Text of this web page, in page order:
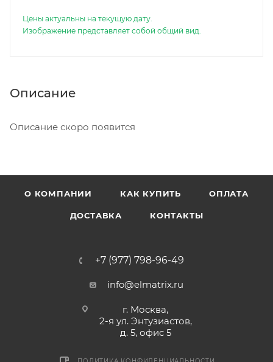
Цены актуальны на текущую дату.
Изображение представляет собой общий вид.
Описание
Описание скоро появится
О КОМПАНИИ КАК КУПИТЬ ОПЛАТА
ДОСТАВКА КОНТАКТЫ
+7 (977) 798-96-49
info@elmatrix.ru
г. Москва,
2-я ул. Энтузиастов,
д. 5, офис 5